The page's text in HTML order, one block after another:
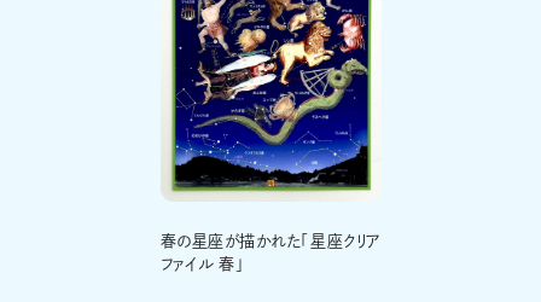
春の星座が描かれた「星座クリア
ファイル 春」